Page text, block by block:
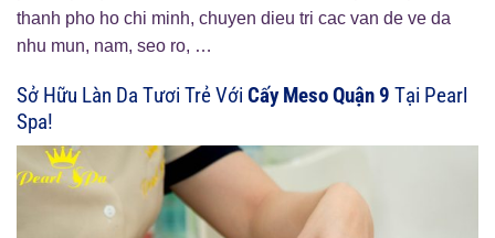
thanh pho ho chi minh, chuyen dieu tri cac van de ve da
nhu mun, nam, seo ro, …
Sở Hữu Làn Da Tươi Trẻ Với Cấy Meso Quận 9 Tại Pearl
Spa!